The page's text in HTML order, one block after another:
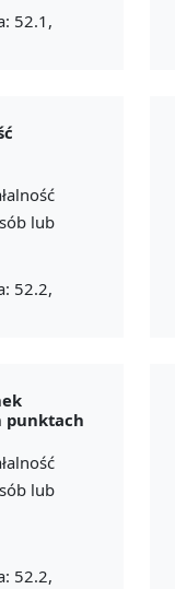
52.1,
lub
52.2,
punktach
lub
52.2,